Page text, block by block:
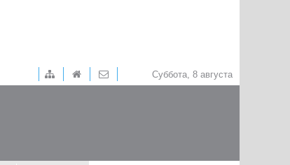
Суббота, 8 августа